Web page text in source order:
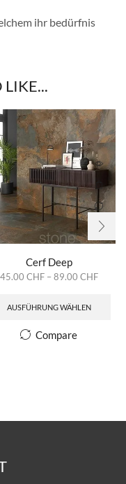
ihr bedürfnis
LIKE...
Cerf Deep
45.00 CHF–89.00 CHF
AUSFÜHRUNG WÄHLEN
Compare